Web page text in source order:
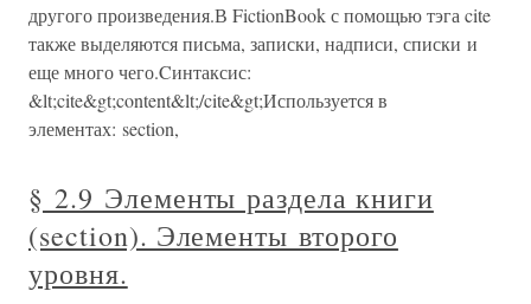
другого произведения.В FictionBook с помощью тэга cite
также выделяются письма, записки, надписи, списки и
еще много чего.Cинтаксис:
&lt;cite&gt;content&lt;/cite&gt;Используется в
элементах: section,
§ 2.9 Элементы раздела книги
(section). Элементы второго
уровня.